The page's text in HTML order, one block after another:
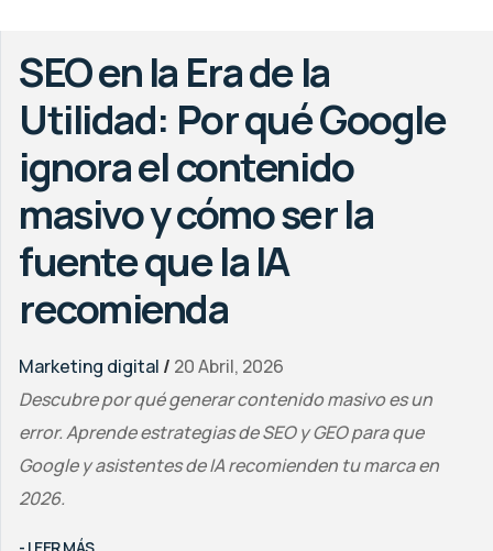
SEO en la Era de la
Utilidad: Por qué Google
ignora el contenido
masivo y cómo ser la
fuente que la IA
recomienda
Marketing digital / 20 Abril, 2026
Descubre por qué generar contenido masivo es un
error. Aprende estrategias de SEO y GEO para que
Google y asistentes de IA recomienden tu marca en
2026.